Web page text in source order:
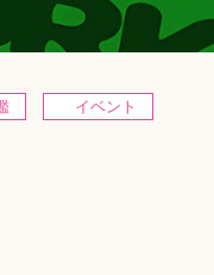
イベント